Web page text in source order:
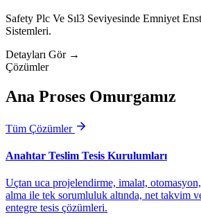
Safety Plc Ve Sıl3 Seviyesinde Emniyet
Sistemleri.
Detayları Gör →
Çözümler
Ana Proses Omurgamız
Tüm Çözümler
Anahtar Teslim Tesis Kurulumları
Uçtan uca projelendirme, imalat,
alma ile tek sorumluluk altında, net takvim
entegre tesis çözümleri.